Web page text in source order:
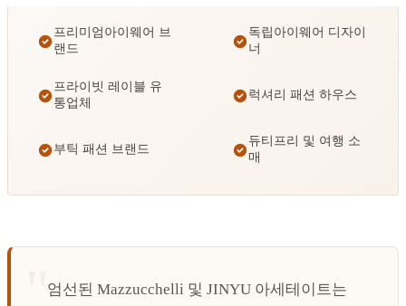
프리미엄아이웨어 브
랜드
독립아이웨어 디자이
너
프라이빗 레이블 유
통업체
럭셔리 패션 하우스
부틱 패션 브랜드
듀티프리 및 여행 소
매
엄선된 Mazzucchelli 및 JINYU 아세테이트는